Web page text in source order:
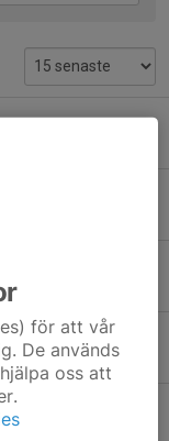
för att vår
De används
oss att